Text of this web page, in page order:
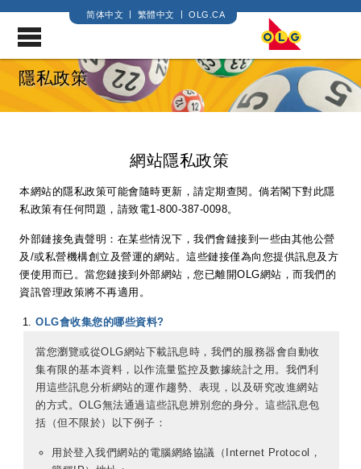
简体中文 繁體中文 OLG.CA
.
隱私政策
網站隱私政策
本網站的隱私政策可能會隨時更新，請定期查閱。倘若閣下對此隱
私政策有任何問題，請致電1-800-387-0098。
外部鏈接免責聲明：在某些情況下，我們會鏈接到一些由其他公營
及/或私營機構創立及營運的網站。這些鏈接僅為向您提供訊息及方
便使用而已。當您鏈接到外部網站，您已離開OLG網站，而我們的
資訊管理政策將不再適用。
OLG會收集您的哪些資料?
當您瀏覽或從OLG網站下載訊息時，我們的服務器會自動收
集有限的基本資料，以作流量監控及數據統計之用。我們利
用這些訊息分析網站的運作趨勢、表現，以及研究改進網站
的方式。OLG無法通過這些訊息辨別您的身分。這些訊息包
括（但不限於）以下例子：
用於登入我們網站的電腦網絡協議（Internet Protocol，